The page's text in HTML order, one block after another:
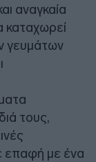
αναγκαία
καταχωρεί
γευμάτων
τους,
επαφή με ένα